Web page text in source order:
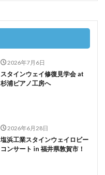
2026年7月6日
スタインウェイ修復見学会 at
杉浦ピアノ工房へ
2026年6月28日
塩浜工業スタインウェイロビー
コンサート in 福井県敦賀市！